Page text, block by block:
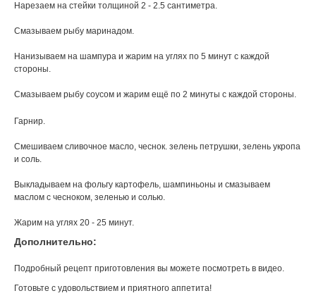
Нарезаем на стейки толщиной 2 - 2.5 сантиметра.
Смазываем рыбу маринадом.
Нанизываем на шампура и жарим на углях по 5 минут с каждой
стороны.
Смазываем рыбу соусом и жарим ещё по 2 минуты с каждой стороны.
Гарнир.
Смешиваем сливочное масло, чеснок. зелень петрушки, зелень укропа
и соль.
Выкладываем на фольгу картофель, шампиньоны и смазываем
маслом с чесноком, зеленью и солью.
Жарим на углях 20 - 25 минут.
Дополнительно:
Подробный рецепт приготовления вы можете посмотреть в видео.
Готовьте с удовольствием и приятного аппетита!